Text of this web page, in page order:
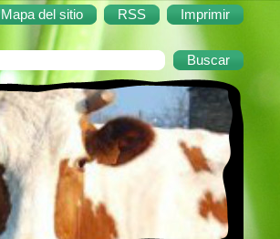
Mapa del sitio RSS Imprimir